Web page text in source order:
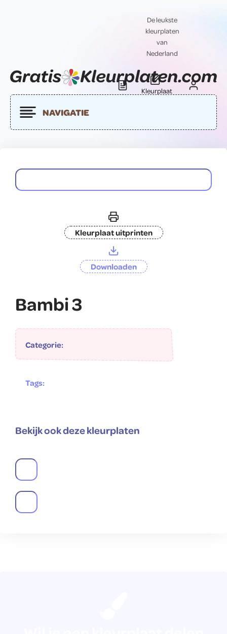
De leukste
kleurplaten
van
Nederland
Blog
Kleurplaat
Contact
NAVIGATIE
Kleurplaat uitprinten
Downloaden
Bambi 3
Categorie:
Tags:
Bekijk ook deze kleurplaten